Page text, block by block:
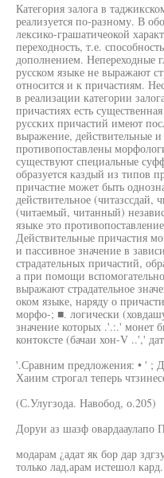
Категория залога в
реализуется по-разному. В
лексико-грашатичеокой
переходность, т.е.
дополнением. Непереходные
русском языке не выражают
относится и к причастиям.
в реализации категории
причастиях есть
русских причастий имеют
выражение, действительные и
противопоставлены
существуют специальные
образуется каздый из типов
причастие может быть
действительное (читазссдай,
(читаемый, читанный)
языке это
Действительные причастия
и пассивное значение в
страдательных причастий,
а при помощи
выражают страдательное
оком языке, наряду о
морфо-; ■. логически
значение которых .'.:.' монет
контоксте (бачаи хон-V ..','
'.Сравним предложения: • ' ;
Хаиим строгал теперь
(С.Улугзода. Навобод, о.205)
Доруи аз шазф овардааулапо
модарам ¿адат як бор дар
только лад,арам истешол